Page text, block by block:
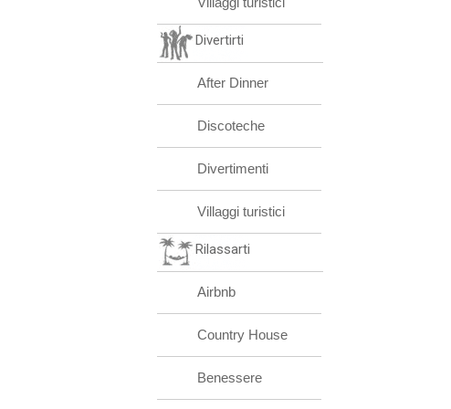
Divertirti
After Dinner
Discoteche
Divertimenti
Villaggi turistici
Rilassarti
Airbnb
Country House
Benessere